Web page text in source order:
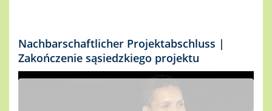
Nachbarschaftlicher Projektabschluss |
Zakończenie sąsiedzkiego projektu